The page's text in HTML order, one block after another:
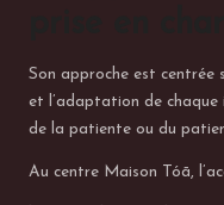
Son approche est centrée
et l’adaptation de
de la patiente ou du
Au centre Maison Tóā,